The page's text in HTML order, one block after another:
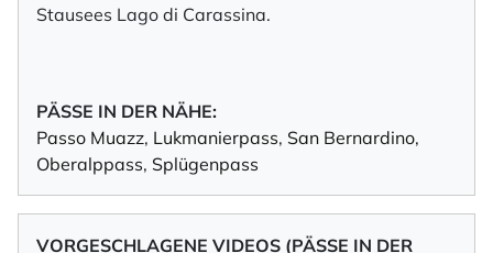
Stausees Lago di Carassina.
PÄSSE IN DER NÄHE:
Passo Muazz, Lukmanierpass, San Bernardino,
Oberalppass, Splügenpass
VORGESCHLAGENE VIDEOS (PÄSSE IN DER